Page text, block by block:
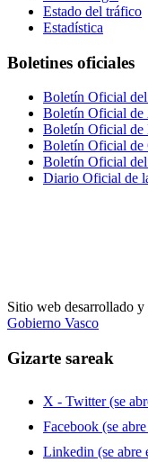
Estado del tráfico
Estadística
Boletines oficiales
Boletín Oficial del
Boletín Oficial de
Boletín Oficial de
Boletín Oficial de
Boletín Oficial del
Diario Oficial de
Sitio web desarrollado y
Gobierno Vasco
Gizarte sareak
X - Twitter (se
Facebook (se
Linkedin (se abre